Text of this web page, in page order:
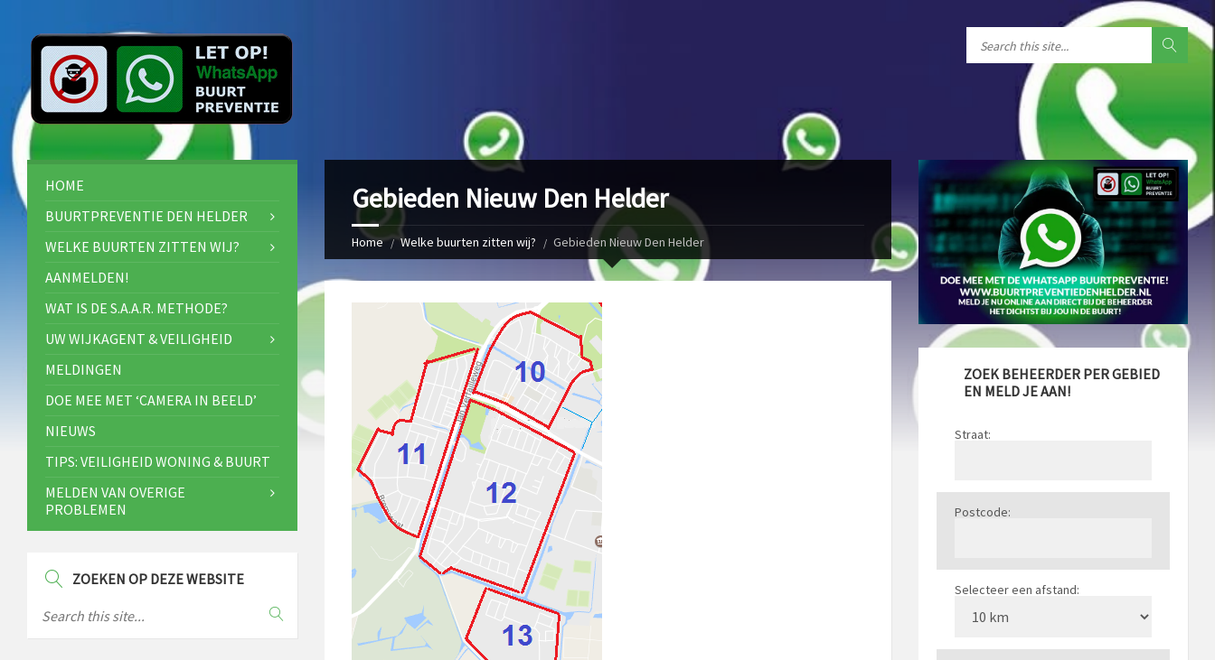
Gebieden Nieuw Den Helder
Home Welke buurten zitten wij? Gebieden Nieuw Den Helder
HOME
BUURTPREVENTIE DEN HELDER
WELKE BUURTEN ZITTEN WIJ?
AANMELDEN!
WAT IS DE S.A.A.R. METHODE?
UW WIJKAGENT & VEILIGHEID
MELDINGEN
DOE MEE MET ‘CAMERA IN BEELD’
NIEUWS
TIPS: VEILIGHEID WONING & BUURT
MELDEN VAN OVERIGE
PROBLEMEN
ZOEKEN OP DEZE WEBSITE
ZOEK BEHEERDER PER GEBIED
EN MELD JE AAN!
Straat:
Postcode:
Selecteer een afstand: